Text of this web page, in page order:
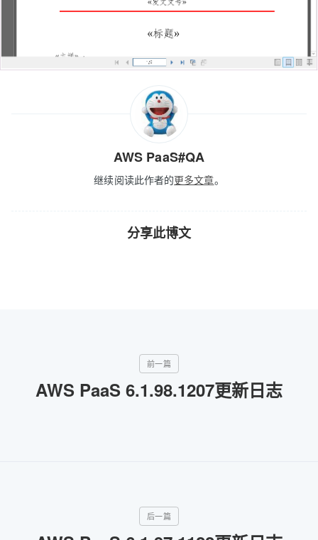
AWS PaaS#QA
继续阅读此作者的更多文章。
分享此博文
AWS PaaS 6.1.98.1207更新日志